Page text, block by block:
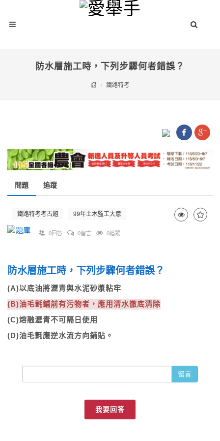
防水層施工時，下列步驟何者錯誤？
鐵路特考
問題 追蹤
鐵路特考考古題 99年土木監工大意
0回答 0留言 0追蹤
防水層施工時，下列步驟何者錯誤？
(A)以底油將瀝青與水泥砂漿粘牢
(B)油毛氈鋪前有污物者，應用清水徹底清除
(C)熔融瀝青不可隔日使用
(D)油毛氈應逆水流方向鋪貼。
留言
我要回答